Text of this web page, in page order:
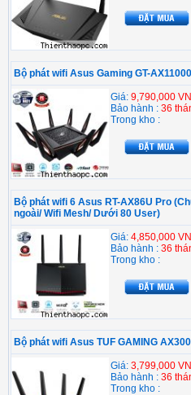
Bộ phát wifi Asus Gaming GT-
Giá: 9,790,000
Bảo hành : 36
Trong kho :
Bộ phát wifi 6 Asus RT-AX86U Pro
ngoài/ Wifi Mesh/ Dưới 80 User)
Giá: 4,850,000
Bảo hành : 36
Trong kho :
Bộ phát wifi Asus TUF GAMING
Giá: 3,799,000
Bảo hành : 36
Trong kho :